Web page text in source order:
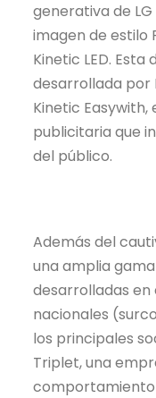
generativa de
imagen de estilo
Kinetic LED.
desarrollada por
Kinetic Easywith,
publicitaria que
del público.
Además del
una amplia
desarrolladas en
nacionales
los principales
Triplet, una
comportamiento